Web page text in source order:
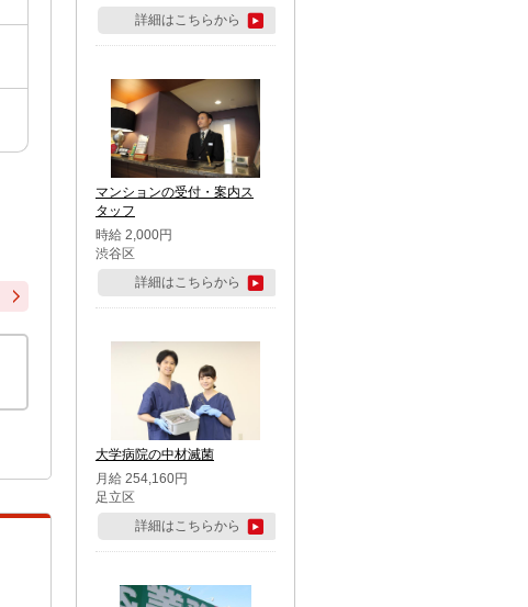
詳細はこちらから
マンションの受付・案内ス
タッフ
時給 2,000円
渋谷区
詳細はこちらから
大学病院の中材滅菌
月給 254,160円
足立区
詳細はこちらから